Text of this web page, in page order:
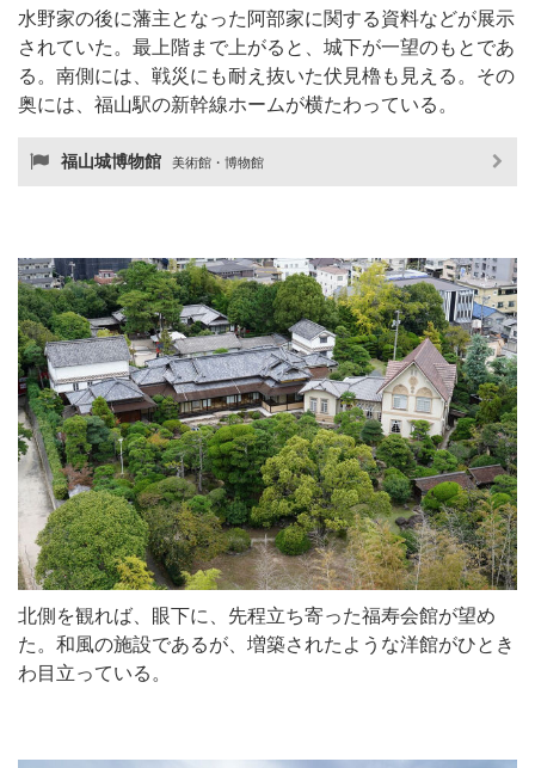
水野家の後に藩主となった阿部家に関する資料などが展示
されていた。最上階まで上がると、城下が一望のもとであ
る。南側には、戦災にも耐え抜いた伏見櫓も見える。その
奥には、福山駅の新幹線ホームが横たわっている。
福山城博物館 美術館・博物館
北側を観れば、眼下に、先程立ち寄った福寿会館が望め
た。和風の施設であるが、増築されたような洋館がひとき
わ目立っている。